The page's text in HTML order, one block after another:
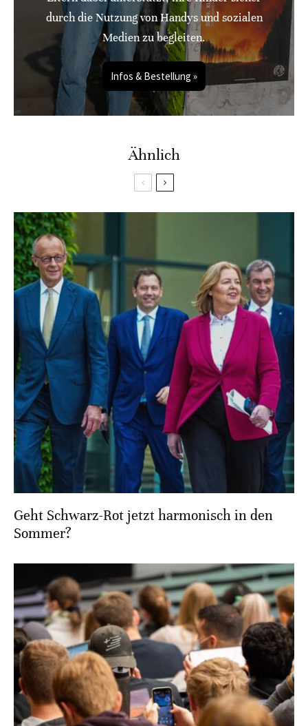
durch die Nutzung von Handys und sozialen
Medien zu begleiten.
Infos & Bestellung »
Ähnlich
Geht Schwarz-Rot jetzt harmonisch in den
Sommer?